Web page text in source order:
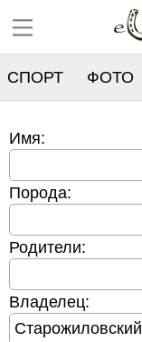
СПОРТ ФОТО
Имя:
Порода:
Родители:
Владелец: